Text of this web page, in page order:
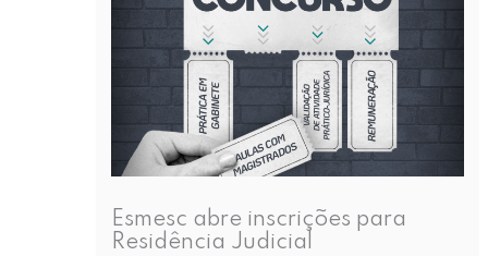
Esmesc abre inscrições para
Residência Judicial